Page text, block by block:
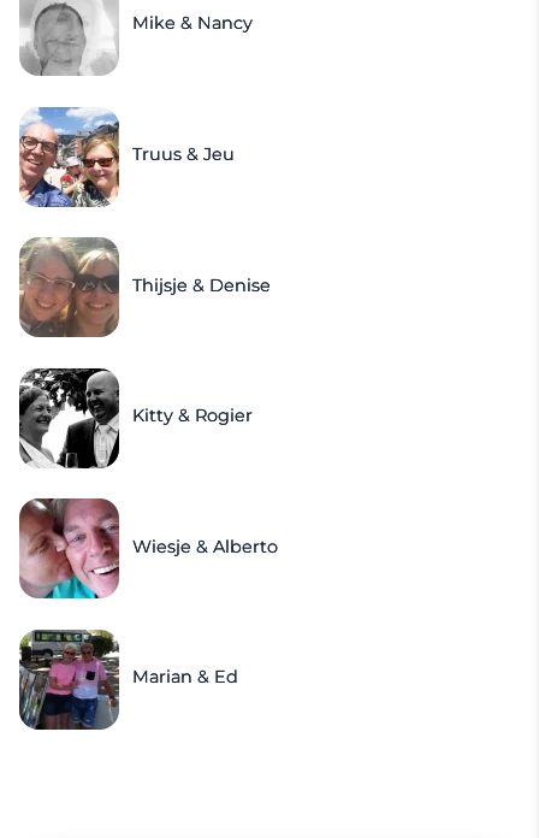
Mike & Nancy
Truus & Jeu
Thijsje & Denise
Kitty & Rogier
Wiesje & Alberto
Marian & Ed